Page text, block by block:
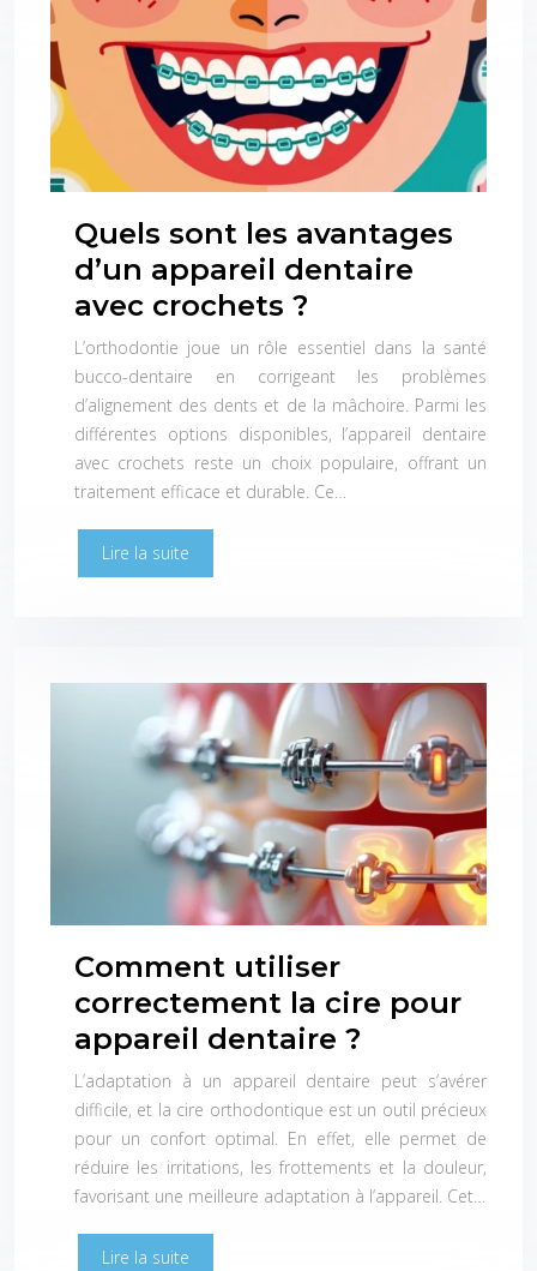
Quels sont les avantages
d’un appareil dentaire
avec crochets ?
L’orthodontie joue un rôle essentiel dans la santé
bucco-dentaire en corrigeant les problèmes
d’alignement des dents et de la mâchoire. Parmi les
différentes options disponibles, l’appareil dentaire
avec crochets reste un choix populaire, offrant un
traitement efficace et durable. Ce…
Lire la suite
Comment utiliser
correctement la cire pour
appareil dentaire ?
L’adaptation à un appareil dentaire peut s’avérer
difficile, et la cire orthodontique est un outil précieux
pour un confort optimal. En effet, elle permet de
réduire les irritations, les frottements et la douleur,
favorisant une meilleure adaptation à l’appareil. Cet…
Lire la suite